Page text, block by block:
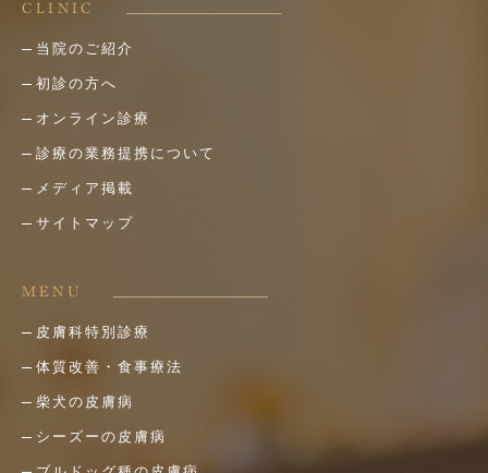
CLINIC
当院のご紹介
初診の方へ
オンライン診療
診療の業務提携について
メディア掲載
サイトマップ
MENU
皮膚科特別診療
体質改善・食事療法
柴犬の皮膚病
シーズーの皮膚病